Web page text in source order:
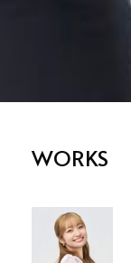
WORKS